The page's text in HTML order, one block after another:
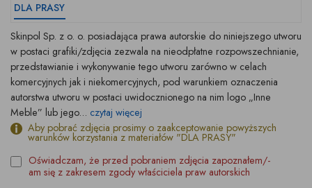
DLA PRASY
Skinpol Sp. z o. o. posiadająca prawa autorskie do niniejszego utworu
w postaci grafiki/zdjęcia zezwala na nieodpłatne rozpowszechnianie,
przedstawianie i wykonywanie tego utworu zarówno w celach
komercyjnych jak i niekomercyjnych, pod warunkiem oznaczenia
autorstwa utworu w postaci uwidocznionego na nim logo „Inne
Meble” lub jego... czytaj więcej
Aby pobrać zdjęcia prosimy o zaakceptowanie powyższych
warunków korzystania z materiałów "DLA PRASY"
Oświadczam, że przed pobraniem zdjęcia zapoznałem/-
am się z zakresem zgody właściciela praw autorskich